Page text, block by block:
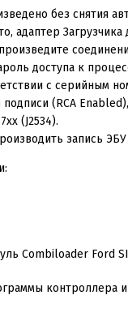
без снятия
адаптер
доступа к
с серийным
(RCA
xx (J2534).
запись
контроллера